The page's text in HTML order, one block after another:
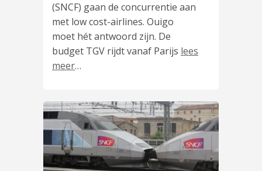
(SNCF) gaan de concurrentie aan
met low cost-airlines. Ouigo
moet hét antwoord zijn. De
budget TGV rijdt vanaf Parijs lees
meer…